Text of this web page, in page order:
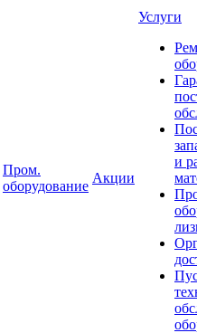
Пром.
оборудование
Акции
Услуги
и